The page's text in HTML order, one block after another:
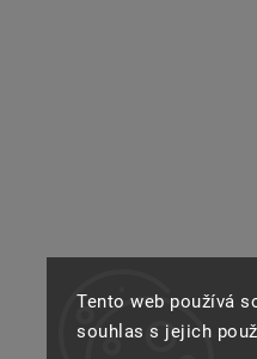
Tento web používá
souhlas s jejich